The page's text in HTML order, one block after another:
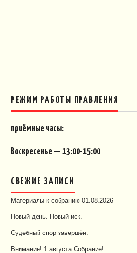
РЕЖИМ РАБОТЫ ПРАВЛЕНИЯ
приёмные часы:
Воскресенье — 13:00-15:00
СВЕЖИЕ ЗАПИСИ
Материалы к собранию 01.08.2026
Новый день. Новый иск.
Судебный спор завершён.
Внимание! 1 августа Собрание!